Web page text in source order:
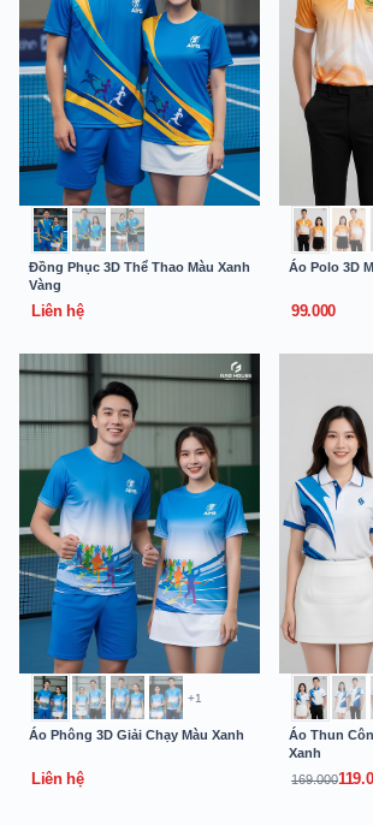
Đồng Phục 3D Thể Thao Màu Xanh
Vàng
Liên hệ
Áo Polo 3D
99.000
+1
Áo Phông 3D Giải Chạy Màu Xanh
Liên hệ
Áo Thun
Xanh
169.000